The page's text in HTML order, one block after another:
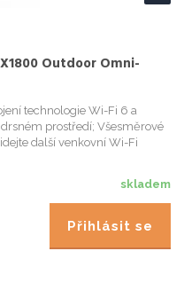
Outdoor Omni-
technologie Wi-Fi 6 a
prostředí; Všesměrové
další venkovní Wi-Fi
skladem
Přihlásit se